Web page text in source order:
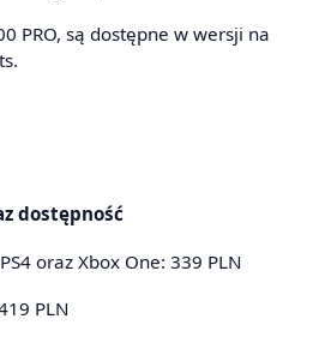
PRO, są dostępne w wersji na
dostępność
oraz Xbox One: 339 PLN
PLN